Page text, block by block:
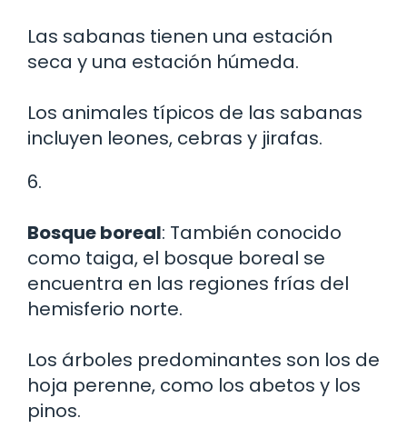
Las sabanas tienen una estación
seca y una estación húmeda.
Los animales típicos de las sabanas
incluyen leones, cebras y jirafas.
6.
Bosque boreal: También conocido
como taiga, el bosque boreal se
encuentra en las regiones frías del
hemisferio norte.
Los árboles predominantes son los de
hoja perenne, como los abetos y los
pinos.